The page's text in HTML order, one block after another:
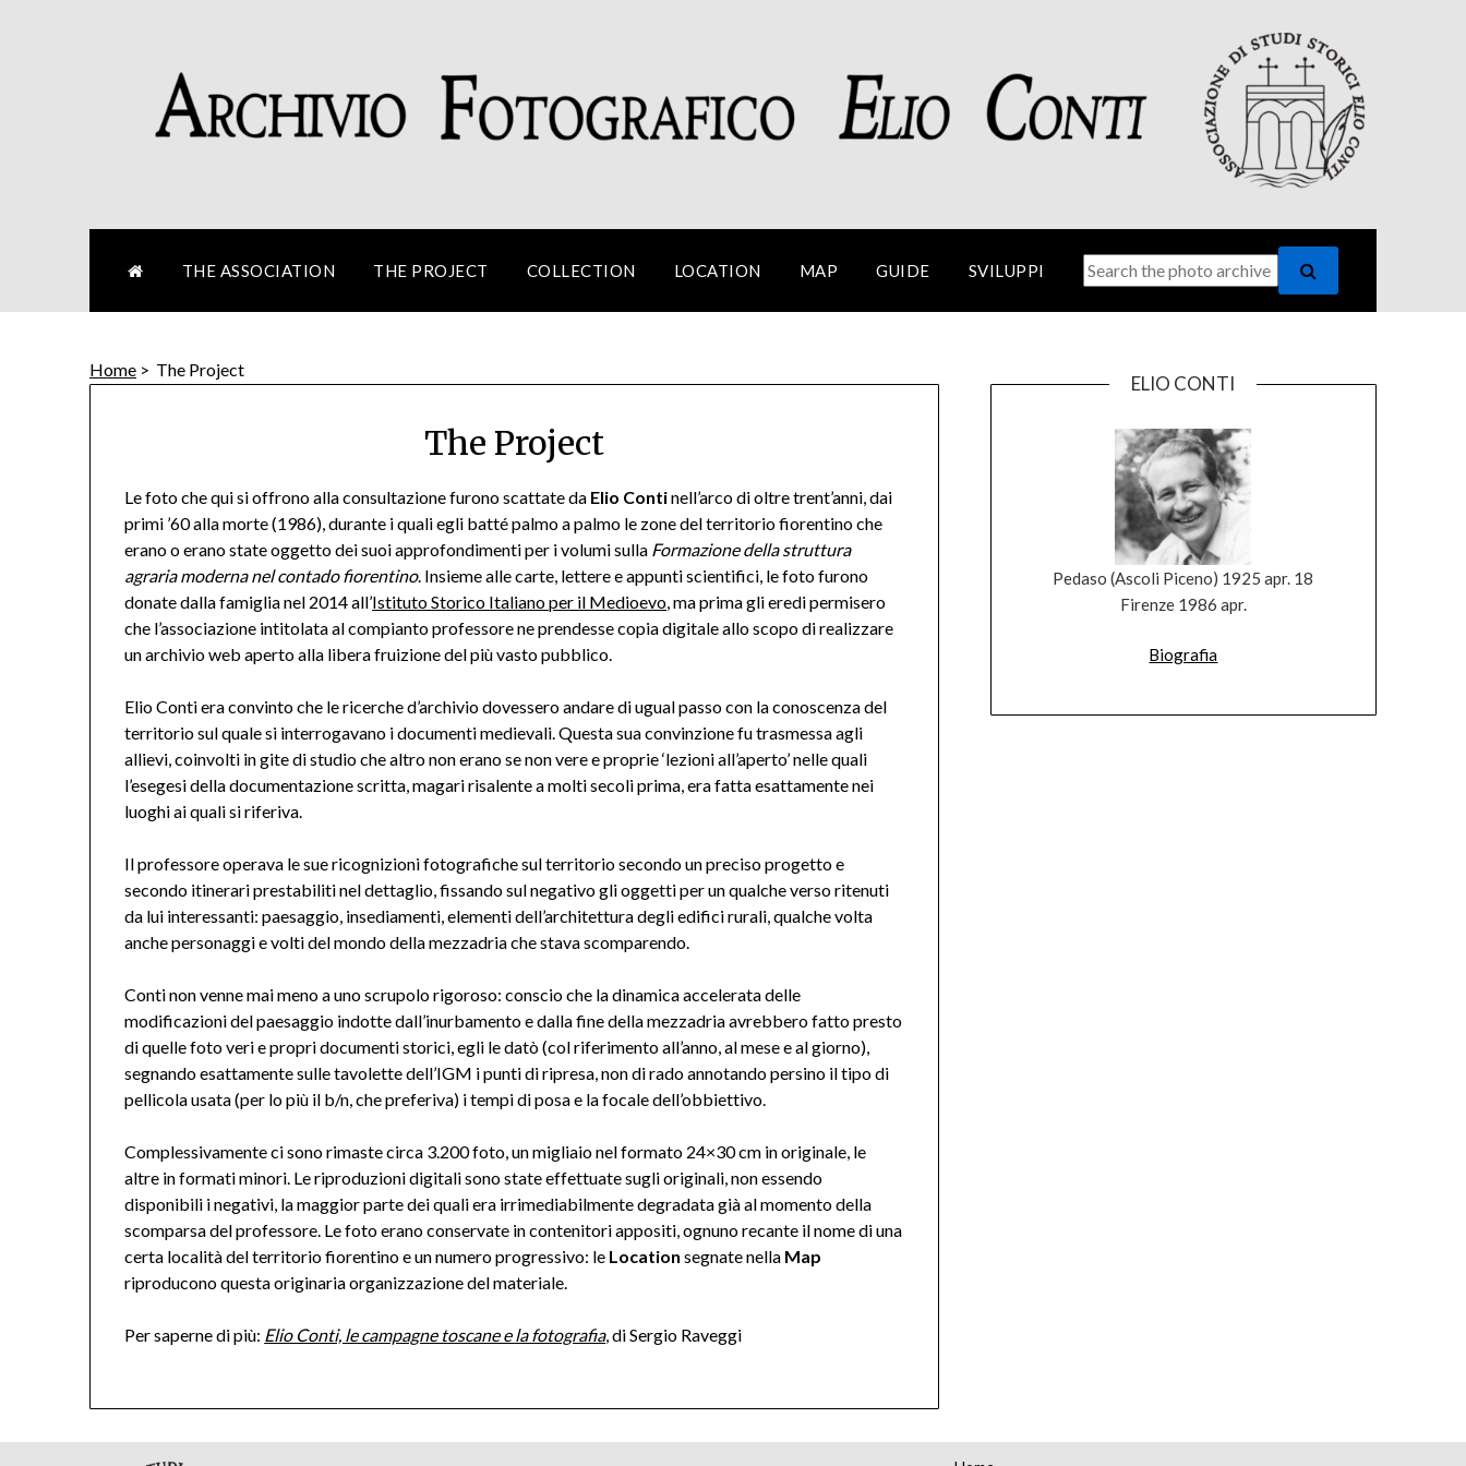
THE ASSOCIATION THE PROJECT COLLECTION LOCATION MAP GUIDE SVILUPPI
Home > The Project
The Project
Le foto che qui si offrono alla consultazione furono scattate da Elio Continell’arco di oltre trent’anni, dai
primi ’60 alla morte (1986), durante i quali egli batté palmo a palmo le zone del territorio fiorentino che
erano o erano state oggetto dei suoi approfondimenti per i volumi sulla Formazione della struttura
agraria moderna nel contado fiorentino. Insieme alle carte, lettere e appunti scientifici, le foto furono
donate dalla famiglia nel 2014 all’Istituto Storico Italiano per il Medioevo, ma prima gli eredi permisero
che l’associazione intitolata al compianto professore ne prendesse copia digitale allo scopo di realizzare
un archivio web aperto alla libera fruizione del più vasto pubblico.
Elio Conti era convinto che le ricerche d’archivio dovessero andare di ugual passo con la conoscenza del
territorio sul quale si interrogavano i documenti medievali. Questa sua convinzione fu trasmessa agli
allievi, coinvolti in gite di studio che altro non erano se non vere e proprie ‘lezioni all’aperto’ nelle quali
l’esegesi della documentazione scritta, magari risalente a molti secoli prima, era fatta esattamente nei
luoghi ai quali si riferiva.
Il professore operava le sue ricognizioni fotografiche sul territorio secondo un preciso progetto e
secondo itinerari prestabiliti nel dettaglio, fissando sul negativo gli oggetti per un qualche verso ritenuti
da lui interessanti: paesaggio, insediamenti, elementi dell’architettura degli edifici rurali, qualche volta
anche personaggi e volti del mondo della mezzadria che stava scomparendo.
Conti non venne mai meno a uno scrupolo rigoroso: conscio che la dinamica accelerata delle
modificazioni del paesaggio indotte dall’inurbamento e dalla fine della mezzadria avrebbero fatto presto
di quelle foto veri e propri documenti storici, egli le datò (col riferimento all’anno, al mese e al giorno),
segnando esattamente sulle tavolette dell’IGM i punti di ripresa, non di rado annotando persino il tipo di
pellicola usata (per lo più il b/n, che preferiva) i tempi di posa e la focale dell’obbiettivo.
Complessivamente ci sono rimaste circa 3.200 foto, un migliaio nel formato 24×30 cm in originale, le
altre in formati minori. Le riproduzioni digitali sono state effettuate sugli originali, non essendo
disponibili i negativi, la maggior parte dei quali era irrimediabilmente degradata già al momento della
scomparsa del professore. Le foto erano conservate in contenitori appositi, ognuno recante il nome di una
certa località del territorio fiorentino e un numero progressivo: le Location segnate nella Map
riproducono questa originaria organizzazione del materiale.
Per saperne di più: Elio Conti, le campagne toscane e la fotografia, di Sergio Raveggi
ELIO CONTI
Pedaso (Ascoli Piceno) 1925 apr. 18
Firenze 1986 apr.
Biografia